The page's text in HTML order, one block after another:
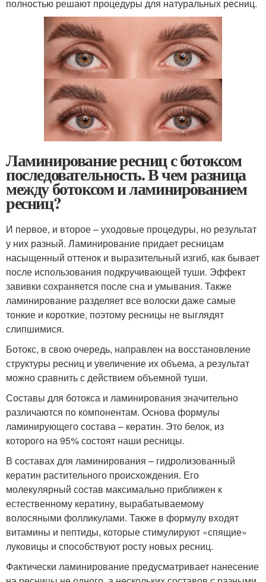
полностью решают процедуры для натуральных ресниц.
Ламинирование ресниц с ботоксом
последовательность. В чем разница
между ботоксом и ламинированием
ресниц?
И первое, и второе – уходовые процедуры, но результат
у них разный. Ламинирование придает ресницам
насыщенный оттенок и выразительный изгиб, как бывает
после использования подкручивающей туши. Эффект
завивки сохраняется после сна и умывания. Также
ламинирование разделяет все волоски даже самые
тонкие и короткие, поэтому ресницы не выглядят
слипшимися.
Ботокс, в свою очередь, направлен на восстановление
структуры ресниц и увеличение их объема, а результат
можно сравнить с действием объемной туши.
Составы для ботокса и ламинирования значительно
различаются по компонентам. Основа формулы
ламинирующего состава – кератин. Это белок, из
которого на 95% состоят наши ресницы.
В составах для ламинирования – гидролизованный
кератин растительного происхождения. Его
молекулярный состав максимально приближен к
естественному кератину, вырабатываемому
волосяными фолликулами. Также в формулу входят
витамины и пептиды, которые стимулируют «спящие»
луковицы и способствуют росту новых ресниц.
Фактически ламинирование предусматривает нанесение